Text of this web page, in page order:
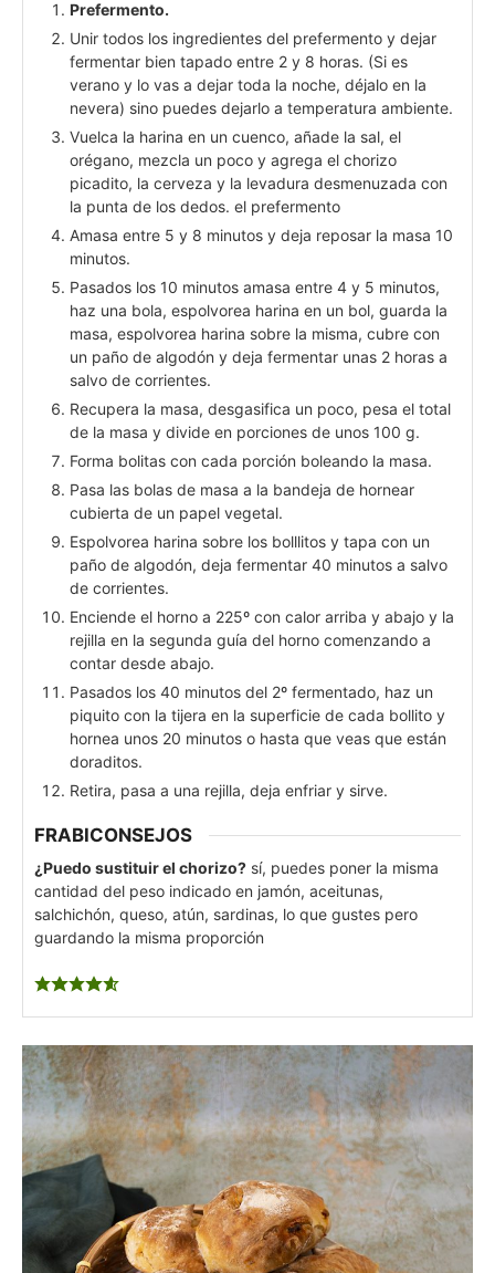
Prefermento.
Unir todos los ingredientes del prefermento y dejar
fermentar bien tapado entre 2 y 8 horas. (Si es
verano y lo vas a dejar toda la noche, déjalo en la
nevera) sino puedes dejarlo a temperatura ambiente.
Vuelca la harina en un cuenco, añade la sal, el
orégano, mezcla un poco y agrega el chorizo
picadito, la cerveza y la levadura desmenuzada con
la punta de los dedos. el prefermento
Amasa entre 5 y 8 minutos y deja reposar la masa 10
minutos.
Pasados los 10 minutos amasa entre 4 y 5 minutos,
haz una bola, espolvorea harina en un bol, guarda la
masa, espolvorea harina sobre la misma, cubre con
un paño de algodón y deja fermentar unas 2 horas a
salvo de corrientes.
Recupera la masa, desgasifica un poco, pesa el total
de la masa y divide en porciones de unos 100 g.
Forma bolitas con cada porción boleando la masa.
Pasa las bolas de masa a la bandeja de hornear
cubierta de un papel vegetal.
Espolvorea harina sobre los bolllitos y tapa con un
paño de algodón, deja fermentar 40 minutos a salvo
de corrientes.
Enciende el horno a 225º con calor arriba y abajo y la
rejilla en la segunda guía del horno comenzando a
contar desde abajo.
Pasados los 40 minutos del 2º fermentado, haz un
piquito con la tijera en la superficie de cada bollito y
hornea unos 20 minutos o hasta que veas que están
doraditos.
Retira, pasa a una rejilla, deja enfriar y sirve.
FRABICONSEJOS
¿Puedo sustituir el chorizo? sí, puedes poner la misma
cantidad del peso indicado en jamón, aceitunas,
salchichón, queso, atún, sardinas, lo que gustes pero
guardando la misma proporción